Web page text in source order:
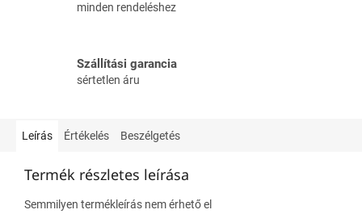
minden rendeléshez
Szállítási garancia
sértetlen áru
Leírás Értékelés Beszélgetés
Termék részletes leírása
Semmilyen termékleírás nem érhető el